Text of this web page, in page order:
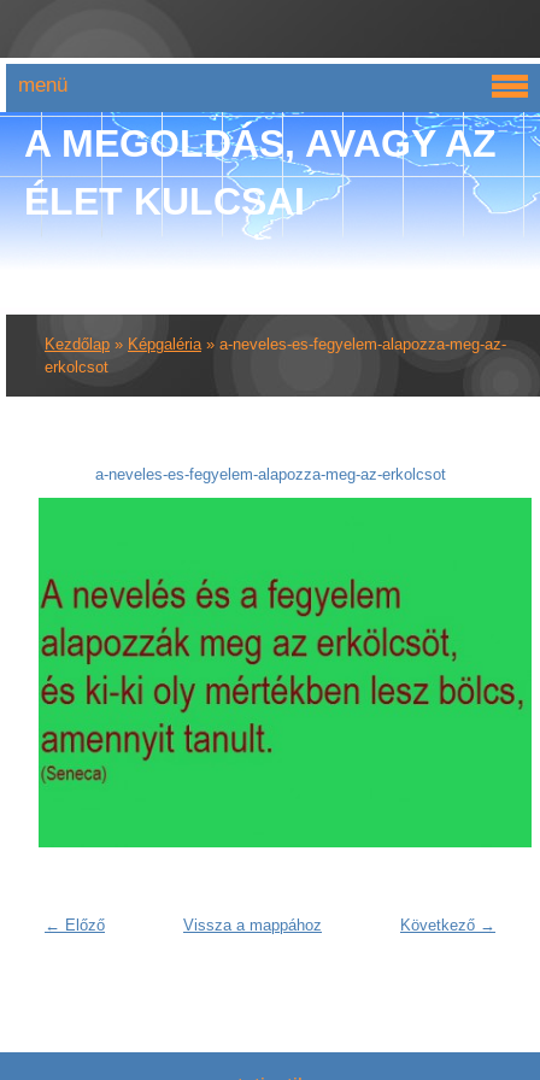
A MEGOLDÁS, AVAGY AZ
ÉLET KULCSAI
Kezdőlap » Képgaléria» a-neveles-es-fegyelem-alapozza-meg-az-
erkolcsot
a-neveles-es-fegyelem-alapozza-meg-az-erkolcsot
← Előző Következő →
Vissza a mappához
menü